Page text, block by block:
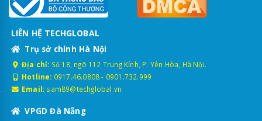
LIÊN HỆ TECHGLOBAL
Trụ sở chính Hà Nội
Địa chỉ: Số 18, ngõ 112 Trung Kính, P. Yên Hòa, Hà Nội.
Hotline: 0917.46.0808- 0901.732.999
Email: sam89@techglobal.vn
VPGD Đà Nẵng